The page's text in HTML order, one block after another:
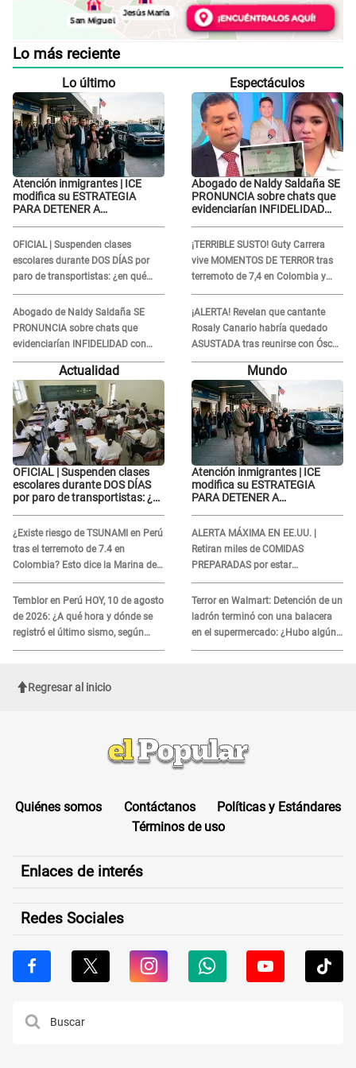
Lo más reciente
Lo último
Atención inmigrantes | ICE
modifica su ESTRATEGIA
PARA DETENER A
OFICIAL | Suspenden clases
escolares durante DOS DÍAS por
paro de transportistas: ¿en qué
colegios aplica?
Abogado de Naldy Saldaña SE
PRONUNCIA sobre chats que
evidenciarían INFIDELIDAD con
animador: "Si ella ha estado con
otra pareja..."
Espectáculos
Abogado de Naldy Saldaña SE
PRONUNCIA sobre chats que
evidenciarían INFIDELIDAD
¡TERRIBLE SUSTO! Guty Carrera
vive MOMENTOS DE TERROR tras
terremoto de 7,4 en Colombia y
revela el DESASTRE que dejó a su
paso
¡ALERTA! Revelan que cantante
Rosaly Canario habría quedado
ASUSTADA tras reunirse con Óscar
Junior: “Sus intenciones eran
Actualidad
OFICIAL | Suspenden clases
escolares durante DOS DÍAS
por paro de transportistas: ¿en
¿Existe riesgo de TSUNAMI en Perú
tras el terremoto de 7.4 en
Colombia? Esto dice la Marina de
Guerra
Temblor en Perú HOY, 10 de agosto
de 2026: ¿A qué hora y dónde se
registró el último sismo, según
IGP?
Mundo
Atención inmigrantes | ICE
modifica su ESTRATEGIA
PARA DETENER A
ALERTA MÁXIMA EN EE.UU. |
Retiran miles de COMIDAS
PREPARADAS por estar
contaminados CON METALES:
¿Cuáles son?
Terror en Walmart: Detención de un
ladrón terminó con una balacera
en el supermercado: ¿Hubo algún
herido?
Regresar al inicio
Quiénes somos Contáctanos
Políticas y Estándares
Términos de uso
Enlaces de interés
Redes Sociales